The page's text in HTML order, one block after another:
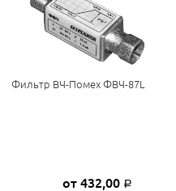
Фильтр ВЧ-Помех ФВЧ-87L
от 432,00 Р